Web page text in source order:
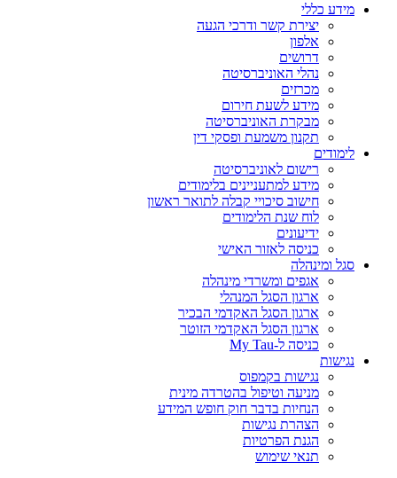
מידע כללי
יצירת קשר ודרכי הגעה
אלפון
דרושים
נהלי האוניברסיטה
מכרזים
מידע לשעת חירום
מבקרת האוניברסיטה
תקנון משמעת ופסקי דין
לימודים
רישום לאוניברסיטה
מידע למתעניינים בלימודים
חישוב סיכויי קבלה לתואר ראשון
לוח שנת הלימודים
ידיעונים
כניסה לאזור האישי
סגל ומינהלה
אגפים ומשרדי מינהלה
ארגון הסגל המנהלי
ארגון הסגל האקדמי הבכיר
ארגון הסגל האקדמי הזוטר
כניסה ל-My Tau
נגישות
נגישות בקמפוס
מניעה וטיפול בהטרדה מינית
הנחיות בדבר חוק חופש המידע
הצהרת נגישות
הגנת הפרטיות
תנאי שימוש